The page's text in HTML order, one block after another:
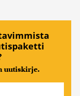
uutiskirje.